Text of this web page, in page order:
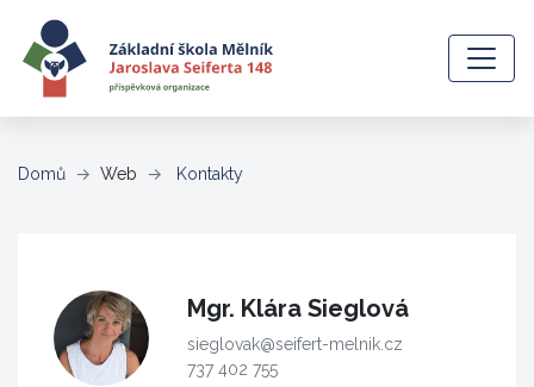
Domů Web Kontakty(aktuální)
Mgr. Klára Sieglová
sieglovak@seifert-melnik.cz
737 402 755